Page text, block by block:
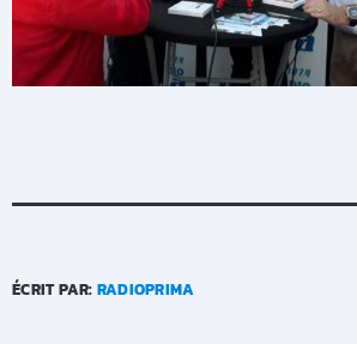
ÉCRIT PAR: RADIOPRIMA